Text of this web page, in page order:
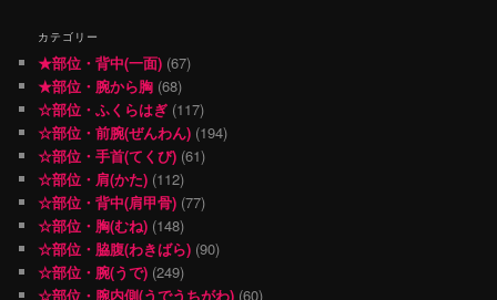
カテゴリー
★部位・背中(一面) (67)
★部位・腕から胸 (68)
☆部位・ふくらはぎ (117)
☆部位・前腕(ぜんわん) (194)
☆部位・手首(てくび) (61)
☆部位・肩(かた) (112)
☆部位・背中(肩甲骨) (77)
☆部位・胸(むね) (148)
☆部位・脇腹(わきばら) (90)
☆部位・腕(うで) (249)
☆部位・腕内側(うでうちがわ) (60)